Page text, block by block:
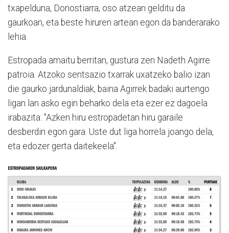
txapelduna, Donostiarra, oso atzean gelditu da
gaurkoan, eta beste hiruren artean egon da banderarako
lehia.
Estropada amaitu berritan, gustura zen Nadeth Agirre
patroia. Atzoko sentsazio txarrak uxatzeko balio izan
die gaurko jardunaldiak, baina Agirrek badaki aurtengo
ligan lan asko egin beharko dela eta ezer ez dagoela
irabazita: "Azken hiru estropadetan hiru garaile
desberdin egon gara. Uste dut liga horrela joango dela,
eta edozer gerta daitekeela".